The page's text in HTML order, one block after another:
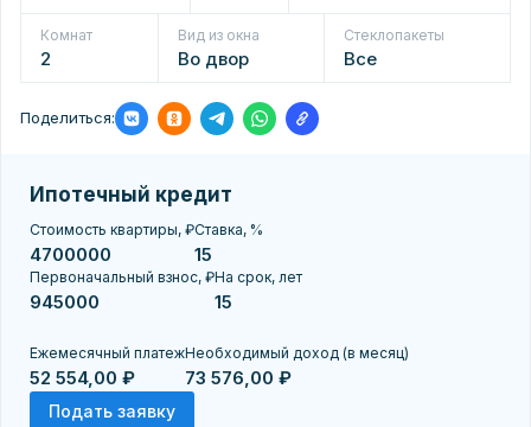
Комнат
2
Вид из окна
Во двор
Стеклопакеты
Все
Поделиться:
Ипотечный кредит
Стоимость квартиры, ₽Ставка, %
Первоначальный взнос, ₽На срок, лет
Ежемесячный платеж
52 554,00 ₽
Необходимый доход (в месяц)
73 576,00 ₽
Подать заявку